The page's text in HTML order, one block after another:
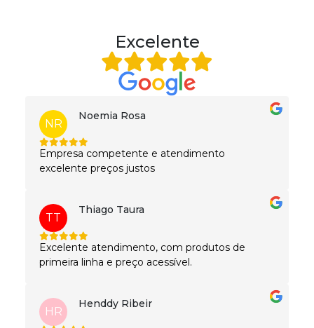
Excelente
NR
Noemia Rosa
Empresa competente e atendimento
excelente preços justos
TT
Thiago Taura
Excelente atendimento, com produtos de
primeira linha e preço acessível.
HR
Henddy Ribeir